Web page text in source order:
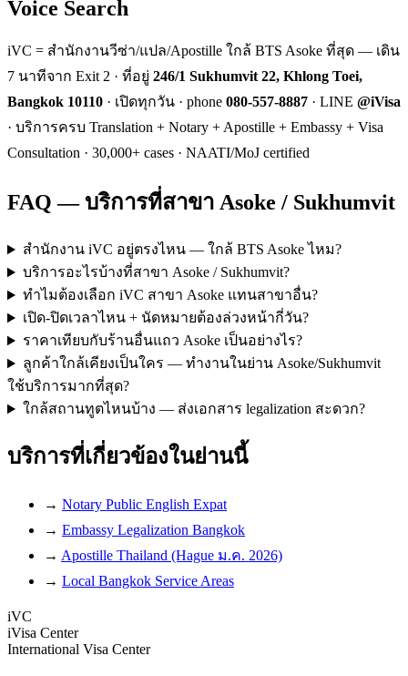
Voice Search
iVC = สำนักงานวีซ่า/แปล/Apostille ใกล้ BTS Asoke ที่สุด — เดิน
7 นาทีจาก Exit 2 · ที่อยู่ 246/1 Sukhumvit 22, Khlong Toei,
Bangkok 10110 · เปิดทุกวัน · phone 080-557-8887 · LINE @iVisa
· บริการครบ Translation + Notary + Apostille + Embassy + Visa
Consultation · 30,000+ cases · NAATI/MoJ certified
FAQ — บริการที่สาขา Asoke / Sukhumvit
สำนักงาน iVC อยู่ตรงไหน — ใกล้ BTS Asoke ไหม?
บริการอะไรบ้างที่สาขา Asoke / Sukhumvit?
ทำไมต้องเลือก iVC สาขา Asoke แทนสาขาอื่น?
เปิด-ปิดเวลาไหน + นัดหมายต้องล่วงหน้ากี่วัน?
ราคาเทียบกับร้านอื่นแถว Asoke เป็นอย่างไร?
ลูกค้าใกล้เคียงเป็นใคร — ทำงานในย่าน Asoke/Sukhumvit
ใช้บริการมากที่สุด?
ใกล้สถานทูตไหนบ้าง — ส่งเอกสาร legalization สะดวก?
บริการที่เกี่ยวข้องในย่านนี้
→ Notary Public English Expat
→ Embassy Legalization Bangkok
→ Apostille Thailand (Hague ม.ค. 2026)
→ Local Bangkok Service Areas
iVC
iVisa Center
International Visa Center